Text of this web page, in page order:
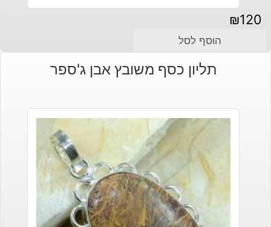
₪120
הוסף לסל
תליון כסף משובץ אבן ג'ספר